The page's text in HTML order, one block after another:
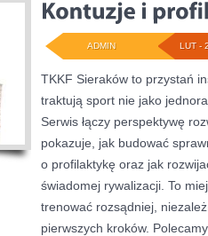
LUT -
ADMIN
TKKF Sieraków to przystań
traktują sport nie jako
Serwis łączy perspektywę
pokazuje, jak budować
o profilaktykę oraz jak
świadomej rywalizacji. To
trenować rozsądniej,
pierwszych kroków.